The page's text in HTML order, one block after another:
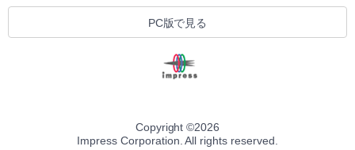
PC版で見る
Copyright ©2026
Impress Corporation. All rights reserved.